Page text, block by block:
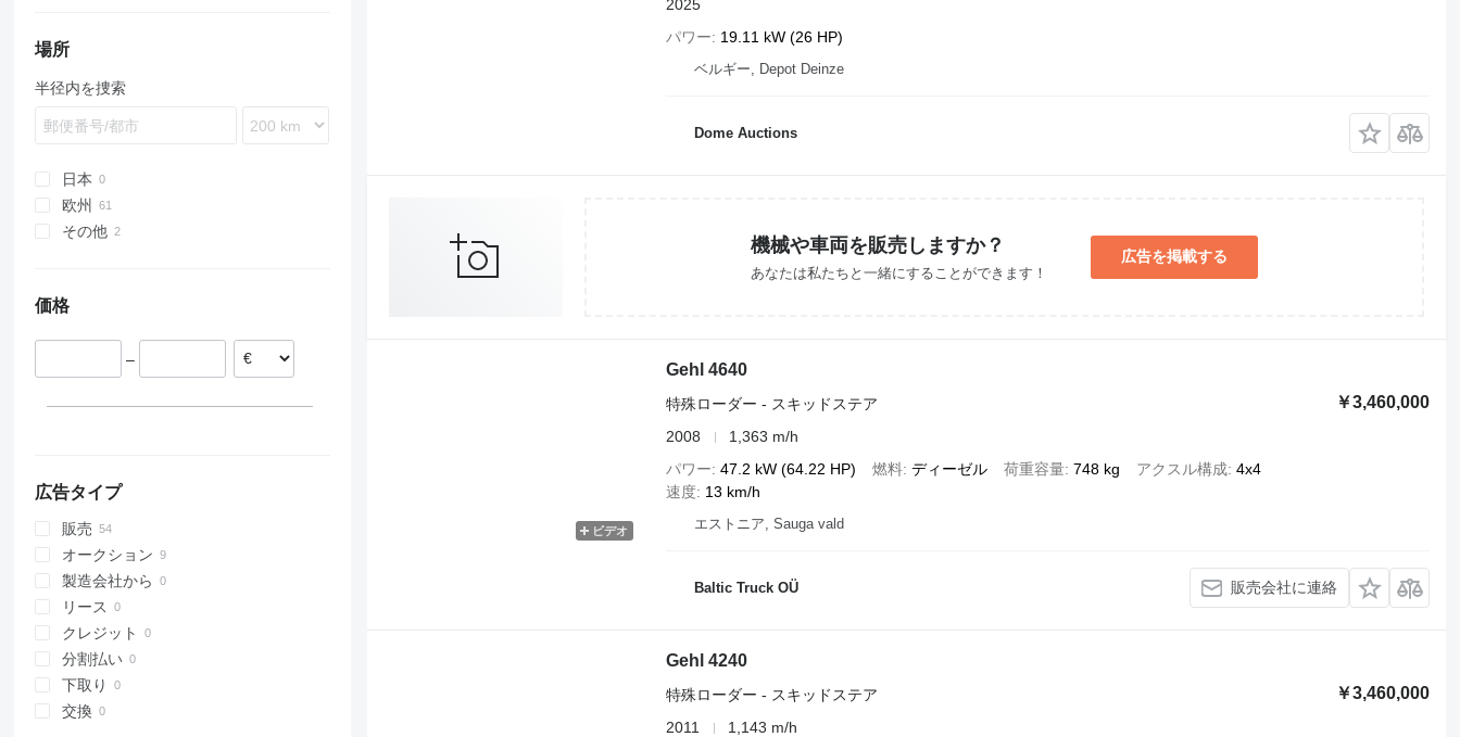
S series
T series
1845
SR
SV
TR
W-series
262D
277C
289D
299D3 XE
420
824
920
928
931
936
938
941
943
950
953
955
V-series
426
427
435S
436
437
456
S-Series
8180
Allrad
KL
KT
3630
3650
6680 T
8610 T
8620 T
LM
MC
1390
2070
2080
3070
3080
4070
場所
半径内を捜索
日本
欧州
ルーマニア
オーストリア
その他
価格
–
広告タイプ
販売
オークション
製造会社から
リース
クレジット
分割払い
下取り
交換
2025
パワー
19.11 kW (26 HP)
ベルギー, Depot Deinze
Dome Auctions
機械や車両を販売しますか？
あなたは私たちと一緒にすることができます！
広告を掲載する
ビデオ
Gehl 4640
￥3,460,000
特殊ローダー - スキッドステア
2008
1,363 m/h
パワー 47.2 kW (64.22 HP) 燃料 ディーゼル 荷重容量 748 kg アクスル構成 4x4
速度 13 km/h
エストニア, Sauga vald
Baltic Truck OÜ 販売会社に連絡
Gehl 4240
￥3,460,000
特殊ローダー - スキッドステア
2011
1,143 m/h